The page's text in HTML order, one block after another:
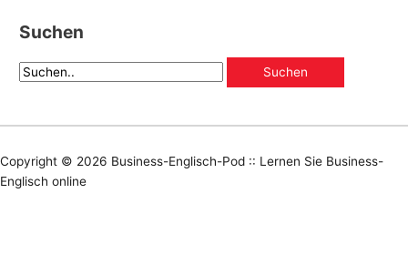
Suchen
Copyright © 2026 Business-Englisch-Pod :: Lernen Sie Business-
Englisch online